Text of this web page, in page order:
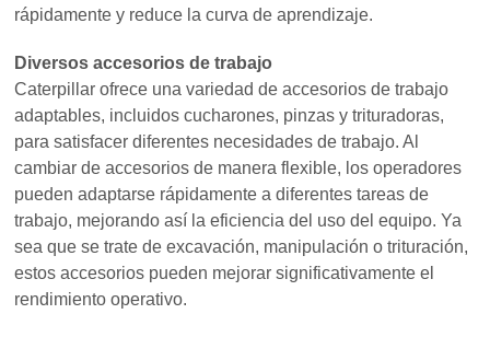
rápidamente y reduce la curva de aprendizaje.
Diversos accesorios de trabajo
Caterpillar ofrece una variedad de accesorios de trabajo
adaptables, incluidos cucharones, pinzas y trituradoras,
para satisfacer diferentes necesidades de trabajo. Al
cambiar de accesorios de manera flexible, los operadores
pueden adaptarse rápidamente a diferentes tareas de
trabajo, mejorando así la eficiencia del uso del equipo. Ya
sea que se trate de excavación, manipulación o trituración,
estos accesorios pueden mejorar significativamente el
rendimiento operativo.